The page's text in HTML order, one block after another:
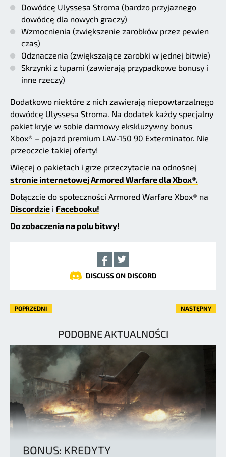
Dowódcę Ulyssesa Stroma (bardzo przyjaznego
dowódcę dla nowych graczy)
Wzmocnienia (zwiększenie zarobków przez pewien
czas)
Odznaczenia (zwiększające zarobki w jednej bitwie)
Skrzynki z łupami (zawierają przypadkowe bonusy i
inne rzeczy)
Dodatkowo niektóre z nich zawierają niepowtarzalnego
dowódcę Ulyssesa Stroma. Na dodatek każdy specjalny
pakiet kryje w sobie darmowy ekskluzywny bonus
Xbox® – pojazd premium LAV-150 90 Exterminator. Nie
przeoczcie takiej oferty!
Więcej o pakietach i grze przeczytacie na odnośnej
stronie internetowej Armored Warfare dla Xbox®.
Dołączcie do społeczności Armored Warfare Xbox® na
Discordzie i Facebooku!
Do zobaczenia na polu bitwy!
DISCUSS ON DISCORD
POPRZEDNI NASTĘPNY
PODOBNE AKTUALNOŚCI
BONUS: KREDYTY